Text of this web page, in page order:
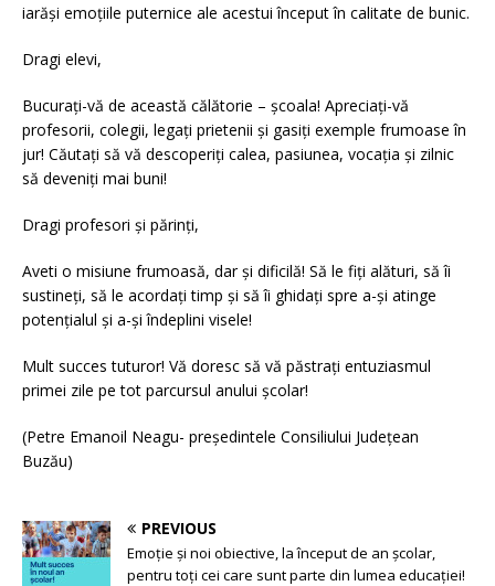
iarăși emoțiile puternice ale acestui început în calitate de bunic.
Dragi elevi,
Bucurați-vă de această călătorie – școala! Apreciați-vă
profesorii, colegii, legați prietenii și gasiți exemple frumoase în
jur! Căutați să vă descoperiți calea, pasiunea, vocația și zilnic
să deveniți mai buni!
Dragi profesori și părinți,
Aveti o misiune frumoasă, dar și dificilă! Să le fiți alături, să îi
sustineți, să le acordați timp și să îi ghidați spre a-și atinge
potențialul și a-și îndeplini visele!
Mult succes tuturor! Vă doresc să vă păstrați entuziasmul
primei zile pe tot parcursul anului școlar!
(Petre Emanoil Neagu- președintele Consiliului Județean
Buzău)
PREVIOUS
Emoție și noi obiective, la început de an școlar,
pentru toți cei care sunt parte din lumea educației!